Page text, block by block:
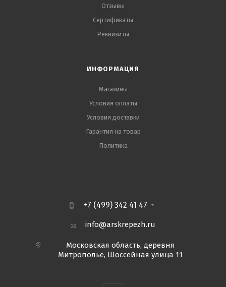
Отзывы
Сертификаты
Реквизиты
ИНФОРМАЦИЯ
Магазины
Условия оплаты
Условия доставки
Гарантия на товар
Политика
+7 (499) 342 41 47
info@arskrepezh.ru
Московская область, деревня
Митрополье, Шоссейная улица 11